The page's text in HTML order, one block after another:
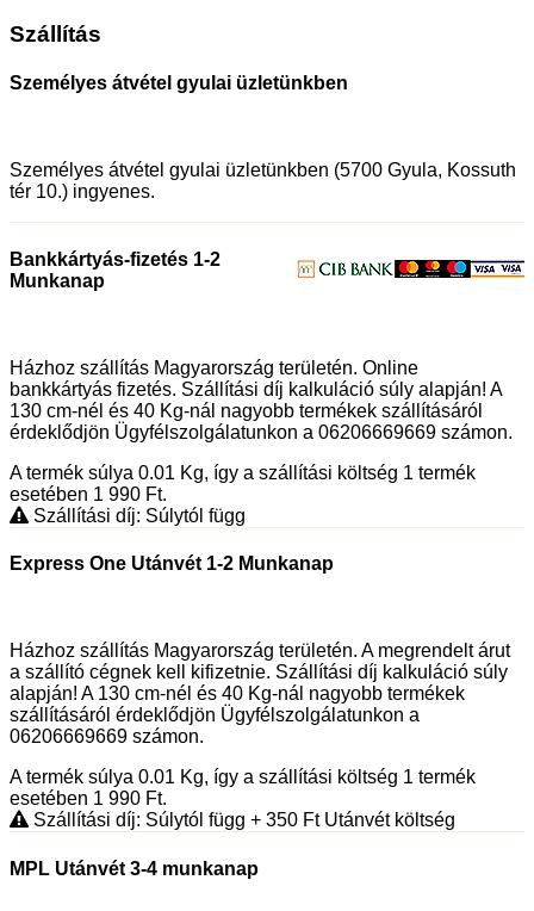
Szállítás
Személyes átvétel gyulai üzletünkben
Személyes átvétel gyulai üzletünkben (5700 Gyula, Kossuth
tér 10.) ingyenes.
Bankkártyás-fizetés 1-2
Munkanap
Házhoz szállítás Magyarország területén. Online
bankkártyás fizetés. Szállítási díj kalkuláció súly alapján! A
130 cm-nél és 40 Kg-nál nagyobb termékek szállításáról
érdeklődjön Ügyfélszolgálatunkon a 06206669669 számon.
A termék súlya 0.01 Kg, így a szállítási költség 1 termék
esetében 1 990 Ft.
Szállítási díj: Súlytól függ
Express One Utánvét 1-2 Munkanap
Házhoz szállítás Magyarország területén. A megrendelt árut
a szállító cégnek kell kifizetnie. Szállítási díj kalkuláció súly
alapján! A 130 cm-nél és 40 Kg-nál nagyobb termékek
szállításáról érdeklődjön Ügyfélszolgálatunkon a
06206669669 számon.
A termék súlya 0.01 Kg, így a szállítási költség 1 termék
esetében 1 990 Ft.
Szállítási díj: Súlytól függ + 350 FtUtánvét költség
MPL Utánvét 3-4 munkanap